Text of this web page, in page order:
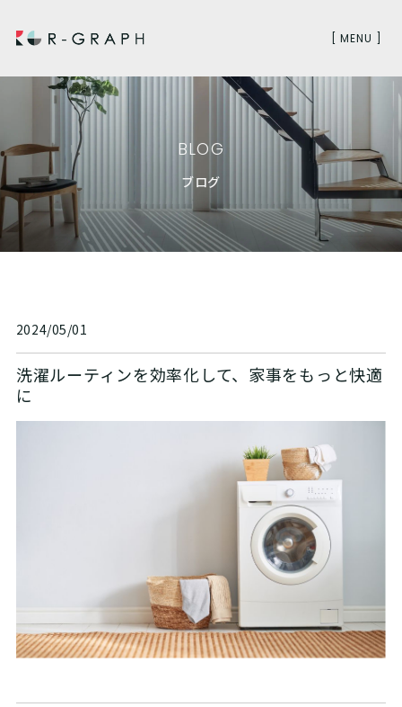
[ MENU ]
BLOG
ブログ
2024/05/01
洗濯ルーティンを効率化して、家事をもっと快適
に